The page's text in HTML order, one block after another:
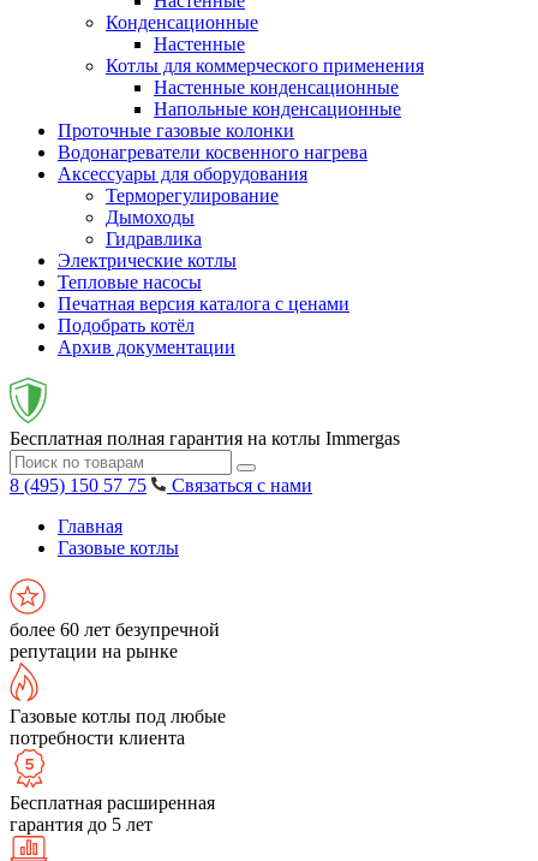
Конденсационные
Настенные
Котлы для коммерческого применения
Настенные конденсационные
Напольные конденсационные
Проточные газовые колонки
Водонагреватели косвенного нагрева
Аксессуары для оборудования
Терморегулирование
Дымоходы
Гидравлика
Электрические котлы
Тепловые насосы
Печатная версия каталога с ценами
Подобрать котёл
Архив документации
Бесплатная полная гарантия на котлы Immergas
8 (495) 150 57 75
Связаться с нами
Главная
Газовые котлы
более 60 лет безупречной
репутации на рынке
Газовые котлы под любые
потребности клиента
Бесплатная расширенная
гарантия до 5 лет